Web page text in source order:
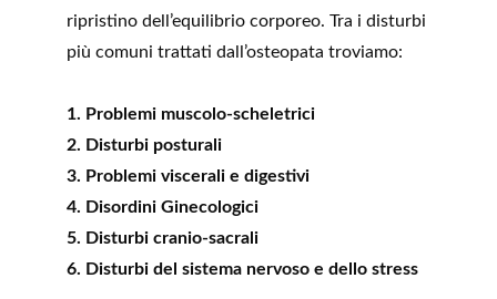
ripristino dell’equilibrio corporeo. Tra i disturbi
più comuni trattati dall’osteopata troviamo:
1. Problemi muscolo-scheletrici
2. Disturbi posturali
3. Problemi viscerali e digestivi
4. Disordini Ginecologici
5. Disturbi cranio-sacrali
6. Disturbi del sistema nervoso e dello stress